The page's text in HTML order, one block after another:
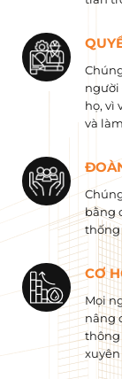
người
họ, vì
và
bằng
thống
CƠ
Mọi
nâng
thông
xuyên